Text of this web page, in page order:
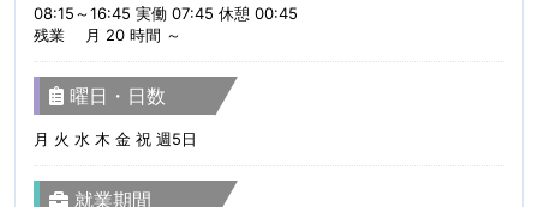
08:15～16:45 実働 07:45 休憩 00:45
残業 月 20 時間 ～
曜日・日数
月 火 水 木 金 祝 週5日
就業期間